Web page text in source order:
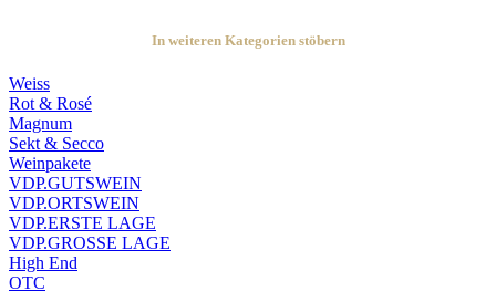
In weiteren Kategorien stöbern
Weiss
Rot & Rosé
Magnum
Sekt & Secco
Weinpakete
VDP.GUTSWEIN
VDP.ORTSWEIN
VDP.ERSTE LAGE
VDP.GROSSE LAGE
High End
OTC